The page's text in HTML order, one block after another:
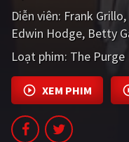
Diễn viên: Frank Grillo
Edwin Hodge Betty
Loạt phim: The Purge
XEM PHIM